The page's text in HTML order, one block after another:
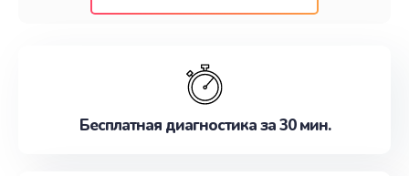
наилучшим образом. Не медлите записаться на
Бесплатная диагностика за 30 мин.